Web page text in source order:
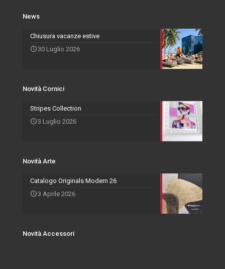
Novità Arte
News
Chiusura vacanze estive
30 Luglio 2026
Novità Cornici
Stripes Collection
3 Luglio 2026
Novità Arte
Catalogo Originals Modern 26
3 Aprile 2026
Novità Accessori